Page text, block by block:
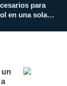
para
en una sola
un